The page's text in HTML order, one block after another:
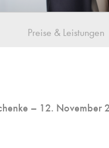
Preise & Leistungen
– 12. November